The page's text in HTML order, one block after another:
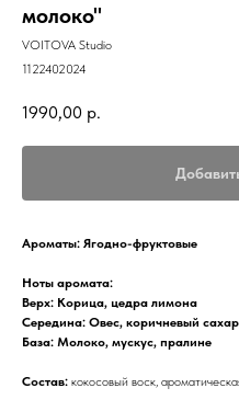
молоко"
VOITOVA Studio
1122402024
1990,00 р.
Ароматы: Ягодно-фруктовые
Ноты аромата:
Верх: Корица, цедра лимона
Середина: Овес, коричневый
База: Молоко, мускус, пралине
Состав: кокосовый воск,